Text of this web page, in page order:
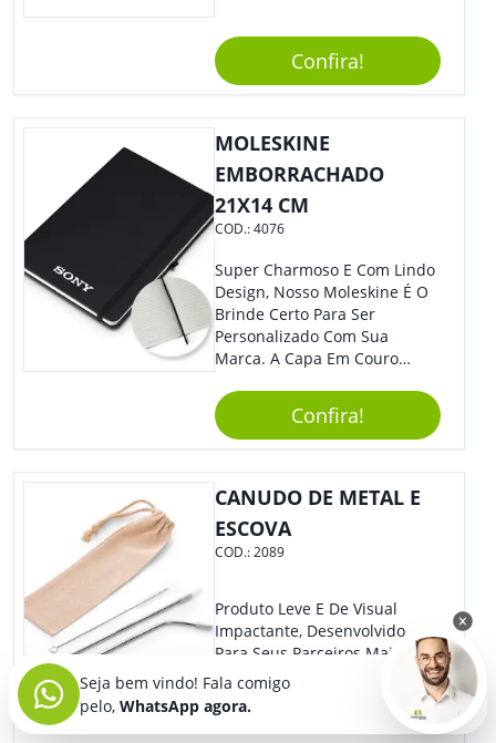
Anotações Com Post-It E
Caneta. Elaborado A Partir De
Material Reciclado, O Brinde
Também É Prático, Tornando-
Se Assim Excelente Para Uso
Cotidiano. Perfeito, Não É?!
Confira!
MOLESKINE
EMBORRACHADO
21X14 CM
COD.:4076
Super Charmoso E Com Lindo
Design, Nosso Moleskine É O
Brinde Certo Para Ser
Personalizado Com Sua
Marca. A Capa Em Couro
Elástico Permite Maior
Segurança Ao Carregá-Lo.
Ofereça A Seus Clientes E
Colaboradores, Sem Dúvidas
Eles Irão Adorar.
Confira!
CANUDO DE METAL E
ESCOVA
COD.:2089
Produto Leve E De Visual
Impactante, Desenvolvido
Para Seus Parceiros Mais
Arrojados. Produzido Para
Obter Grande Durabilidade, É
Uma Ótima Opção Para Levar
Seja bem vindo! Fala comigo
pelo, WhatsApp agora.